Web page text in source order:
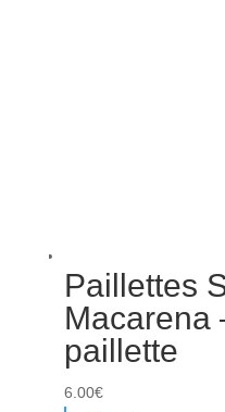
Paillettes
Macarena
paillette
6.00€